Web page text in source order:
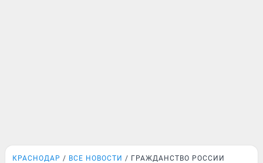
КРАСНОДАР ВСЕ НОВОСТИ ГРАЖДАНСТВО РОССИИ